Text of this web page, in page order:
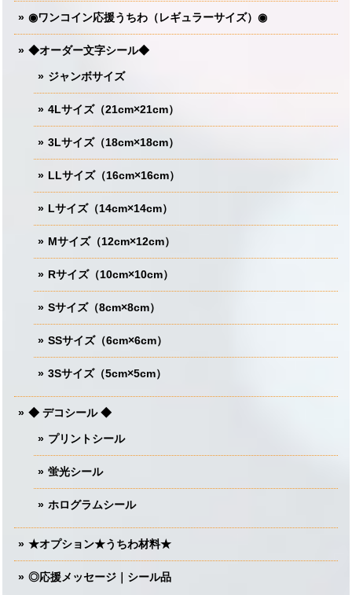
◉ワンコイン応援うちわ（レギュラーサイズ）◉
◆オーダー文字シール◆
ジャンボサイズ
4Lサイズ（21cm×21cm）
3Lサイズ（18cm×18cm）
LLサイズ（16cm×16cm）
Lサイズ（14cm×14cm）
Mサイズ（12cm×12cm）
Rサイズ（10cm×10cm）
Sサイズ（8cm×8cm）
SSサイズ（6cm×6cm）
3Sサイズ（5cm×5cm）
◆ デコシール ◆
プリントシール
蛍光シール
ホログラムシール
★オプション★うちわ材料★
◎応援メッセージ｜シール品